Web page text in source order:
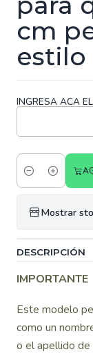
cm
estilo
INGRESA ACA
Cantidad
Mostrar
DESCRIPCIÓN
IMPORTANTE
Este modelo
como un
o el apellido de